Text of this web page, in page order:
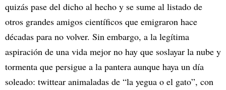
quizás pase del dicho al hecho y se sume al listado de
otros grandes amigos científicos que emigraron hace
décadas para no volver. Sin embargo, a la legítima
aspiración de una vida mejor no hay que soslayar la nube y
tormenta que persigue a la pantera aunque haya un día
soleado: twittear animaladas de “la yegua o el gato”, con